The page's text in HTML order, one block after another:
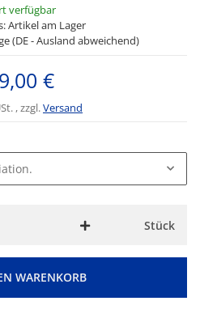
verfügbar
Artikel am Lager
(DE - Ausland abweichend)
9,00 €
, zzgl.Versand
Stück
WARENKORB